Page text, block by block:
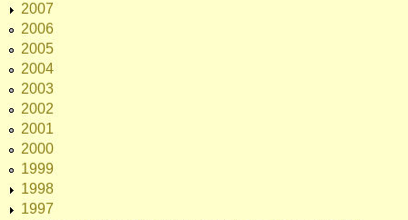
2007
2006
2005
2004
2003
2002
2001
2000
1999
1998
1997